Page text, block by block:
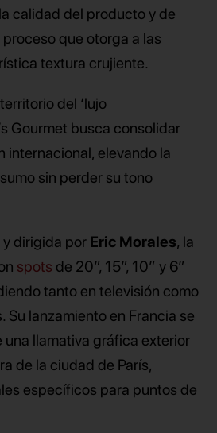
calidad del producto y de
que otorga a las
textura crujiente.
del ‘lujo
Gourmet busca consolidar
internacional, elevando la
sin perder su tono
y dirigida por Eric Morales, la
spots de 20”, 15”, 10” y 6”
tanto en televisión como
Su lanzamiento en Francia se
una llamativa gráfica exterior
de la ciudad de París,
específicos para puntos de